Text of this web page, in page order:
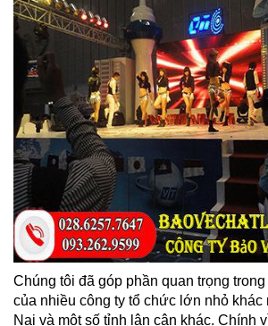
Chúng tôi đã góp phần quan trọng
của nhiều công ty tổ chức lớn nhỏ khác
Nai và một số tỉnh lân cận khác. Chính